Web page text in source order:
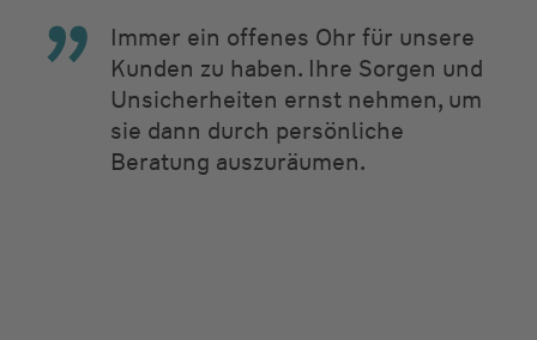
Immer ein offenes Ohr für unsere
Kunden zu haben. Ihre Sorgen und
Unsicherheiten ernst nehmen, um
sie dann durch persönliche
Beratung auszuräumen.